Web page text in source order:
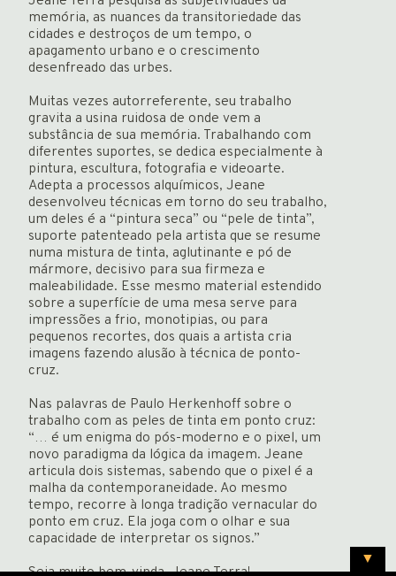
memória, as nuances da transitoriedade das
cidades e destroços de um tempo, o
apagamento urbano e o crescimento
desenfreado das urbes.
Muitas vezes autorreferente, seu trabalho
gravita a usina ruidosa de onde vem a
substância de sua memória. Trabalhando com
diferentes suportes, se dedica especialmente à
pintura, escultura, fotografia e videoarte.
Adepta a processos alquímicos, Jeane
desenvolveu técnicas em torno do seu trabalho,
um deles é a “pintura seca” ou “pele de tinta”,
suporte patenteado pela artista que se resume
numa mistura de tinta, aglutinante e pó de
mármore, decisivo para sua firmeza e
maleabilidade. Esse mesmo material estendido
sobre a superfície de uma mesa serve para
impressões a frio, monotipias, ou para
pequenos recortes, dos quais a artista cria
imagens fazendo alusão à técnica de ponto-
cruz.
Nas palavras de Paulo Herkenhoff sobre o
trabalho com as peles de tinta em ponto cruz:
“… é um enigma do pós-moderno e o pixel, um
novo paradigma da lógica da imagem. Jeane
articula dois sistemas, sabendo que o pixel é a
malha da contemporaneidade. Ao mesmo
tempo, recorre à longa tradição vernacular do
ponto em cruz. Ela joga com o olhar e sua
capacidade de interpretar os signos.”
Seja muito bem-vinda, Jeane Terra!
▼